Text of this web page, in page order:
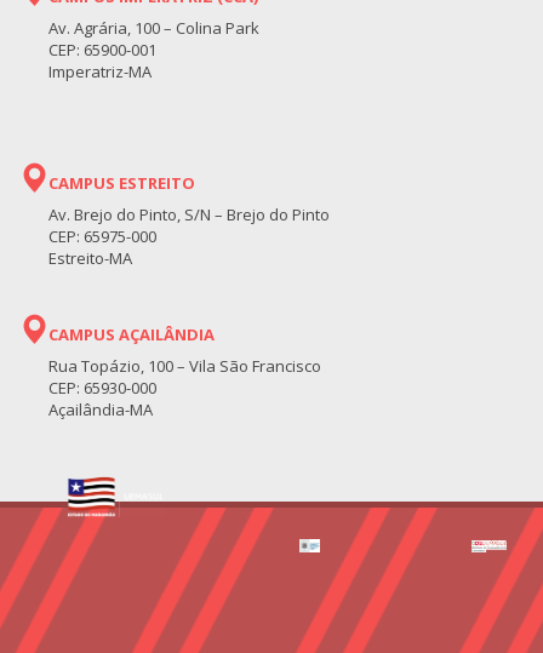
Av. Agrária, 100 – Colina Park
CEP: 65900-001
Imperatriz-MA
CAMPUS ESTREITO
Av. Brejo do Pinto, S/N – Brejo do Pinto
CEP: 65975-000
Estreito-MA
CAMPUS AÇAILÂNDIA
Rua Topázio, 100 – Vila São Francisco
CEP: 65930-000
Açailândia-MA